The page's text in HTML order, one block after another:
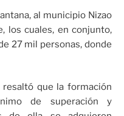
al municipio Nizao
los cuales, en conjunto,
27 mil personas, donde
resaltó que la formación
de superación y